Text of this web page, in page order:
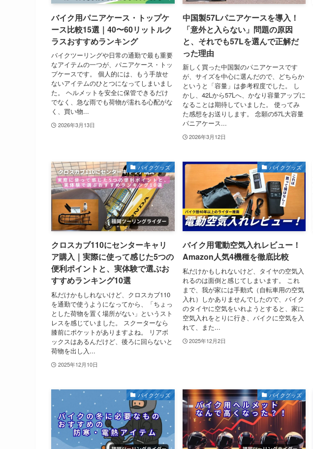
バイク用パニアケース・トップケ
ース比較15選｜40〜60リットルク
ラスおすすめランキング
バイクツーリングや日常の通勤で最も重要
なアイテムの一つが、パニアケース・トッ
プケースです。 個人的には、もう手放せ
ないアイテムのひとつになってしまいまし
た。 ヘルメットを安全に保管できるだけ
でなく、急な雨でも荷物が濡れる心配がな
く、買い物...
2026年3月13日
中国製57Lパニアケースを導入！
「意外と入らない」問題の原因
と、それでも57Lを選んで正解だ
った理由
新しく買った中国製のパニアケースです
が、サイズを中心に選んだので、どちらか
というと「容量」は参考程度でした。 し
かし、42Lから57Lへ、かなり容量アップに
なることは期待していました。 使ってみ
た感想をお送りします。 念願の57L大容量
パニアケース...
2026年3月12日
バイクグッズ
クロスカブ110にセンターキャリ
ア購入｜実際に使って感じた5つの
便利ポイントと、実体験で選ぶお
すすめランキング10選
私だけかもしれないけど、クロスカブ110
を通勤で使うようになってから、「ちょっ
とした荷物を置く場所がない」というスト
レスを感じていました。 スクーターなら
膝前にポケットがありますよね。 リアボ
ックスはあるんだけど、後ろに回らないと
荷物を出し入...
2025年12月10日
バイクグッズ
バイク用電動空気入れレビュー！
Amazon人気4機種を徹底比較
私だけかもしれないけど、タイヤの空気入
れるのは面倒と感じてしまいます。 これ
まで、我が家には手動式（自転車用の空気
入れ）しかありませんでしたので、バイク
のタイヤに空気をいれようとすると、家に
空気入れをとりに行き、バイクに空気を入
れて、また...
2025年12月2日
バイクグッズ バイクグッズ